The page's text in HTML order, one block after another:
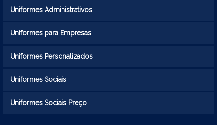
Uniformes Administrativos
Uniformes para Empresas
Uniformes Personalizados
Uniformes Sociais
Uniformes Sociais Preço